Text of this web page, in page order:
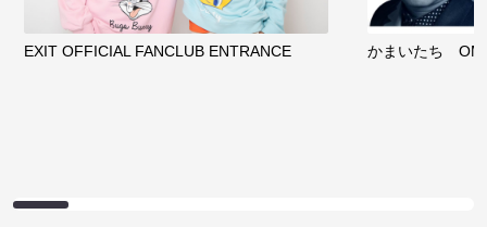
EXIT OFFICIAL FANCLUB ENTRANCE かまいたち